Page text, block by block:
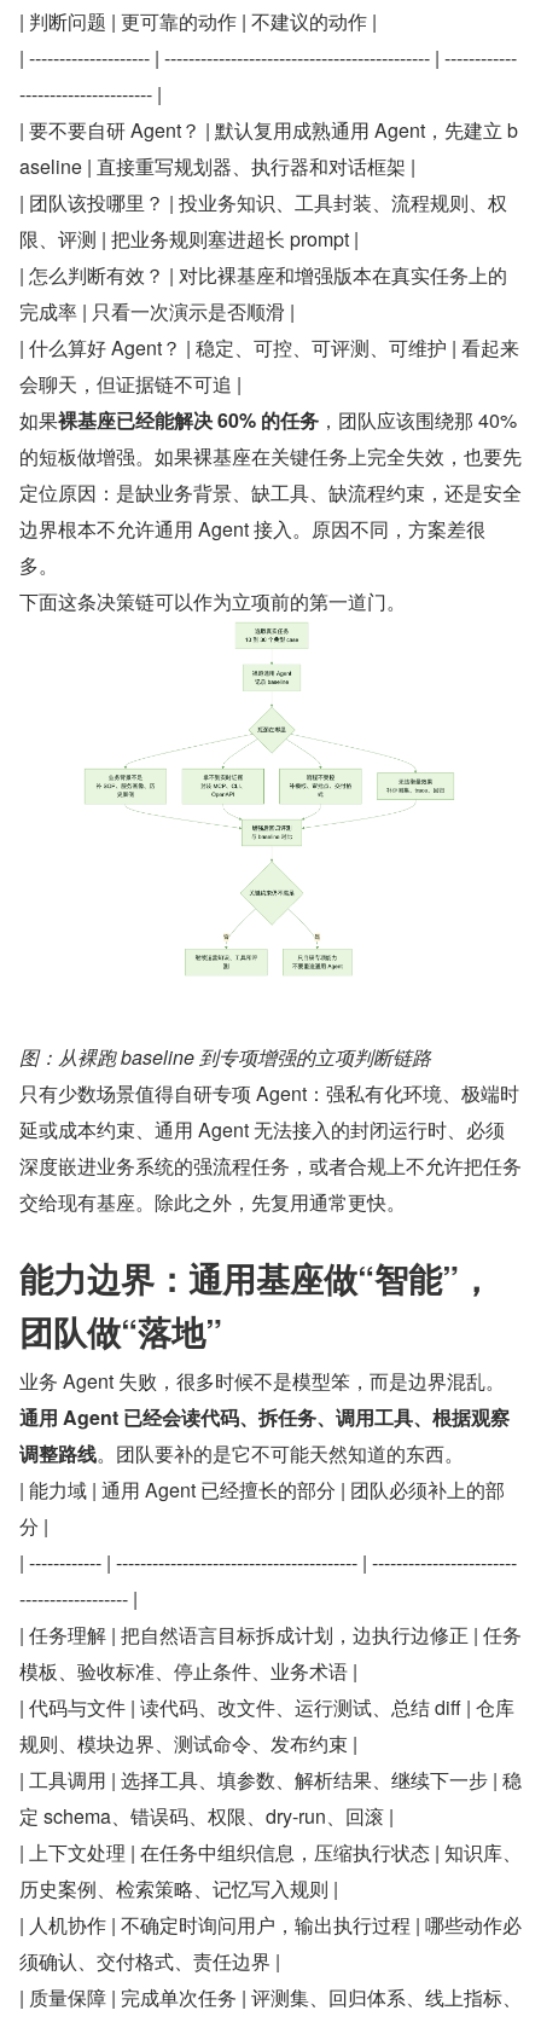
| 判断问题 | 更可靠的动作 | 不建议的动作 |
| -------------------- | -------------------------------------------- | ------------
---------------------- |
| 要不要自研 Agent？ | 默认复用成熟通用 Agent，先建立 b
aseline | 直接重写规划器、执行器和对话框架 |
| 团队该投哪里？ | 投业务知识、工具封装、流程规则、权
限、评测 | 把业务规则塞进超长 prompt |
| 怎么判断有效？ | 对比裸基座和增强版本在真实任务上的
完成率 | 只看一次演示是否顺滑 |
| 什么算好 Agent？ | 稳定、可控、可评测、可维护 | 看起来
会聊天，但证据链不可追 |
如果​裸基座已经能解决 60% 的任务 ​，团队应该围绕那 40%
的短板做增强。如果裸基座在关键任务上完全失效，也要先
定位原因：是缺业务背景、缺工具、缺流程约束，还是安全
边界根本不允许通用 Agent 接入。原因不同，方案差很
多。
下面这条决策链可以作为立项前的第一道门。
图：从裸跑 baseline 到专项增强的立项判断链路
只有少数场景值得自研专项 Agent：强私有化环境、极端时
延或成本约束、通用 Agent 无法接入的封闭运行时、必须
深度嵌进业务系统的强流程任务，或者合规上不允许把任务
交给现有基座。除此之外，先复用通常更快。
能力边界：通用基座做“智能”，
团队做“落地”
业务 Agent 失败，很多时候不是模型笨，而是边界混乱。​
通用 Agent 已经会读代码、拆任务、调用工具、根据观察
调整路线​。团队要补的是它不可能天然知道的东西。
| 能力域 | 通用 Agent 已经擅长的部分 | 团队必须补上的部
分 |
| ------------ | ---------------------------------------- | ------------------------
------------------ |
| 任务理解 | 把自然语言目标拆成计划，边执行边修正 | 任务
模板、验收标准、停止条件、业务术语 |
| 代码与文件 | 读代码、改文件、运行测试、总结 diff | 仓库
规则、模块边界、测试命令、发布约束 |
| 工具调用 | 选择工具、填参数、解析结果、继续下一步 | 稳
定 schema、错误码、权限、dry-run、回滚 |
| 上下文处理 | 在任务中组织信息，压缩执行状态 | 知识库、
历史案例、检索策略、记忆写入规则 |
| 人机协作 | 不确定时询问用户，输出执行过程 | 哪些动作必
须确认、交付格式、责任边界 |
| 质量保障 | 完成单次任务 | 评测集、回归体系、线上指标、